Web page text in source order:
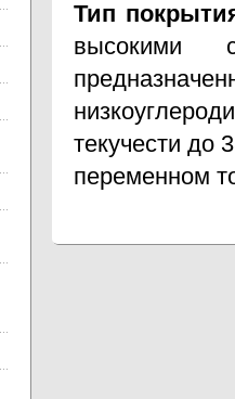
Тип
высокими
текучести до
переменном